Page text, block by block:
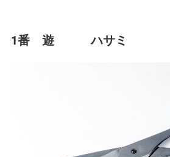
1番 遊 ハサミ